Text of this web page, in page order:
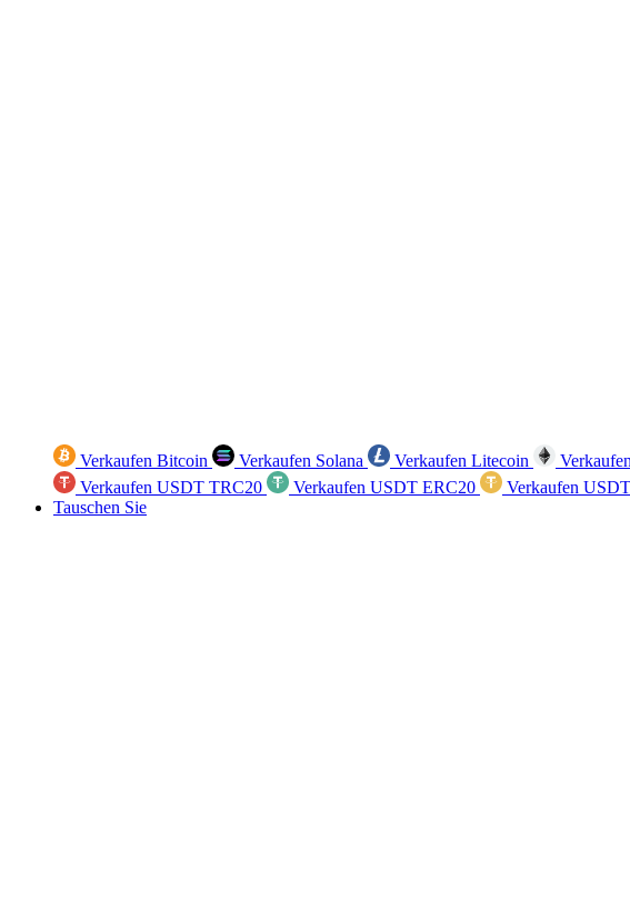
Verkaufen Bitcoin Verkaufen Solana Verkaufen Litecoin
Verkaufen USDT TRC20
Verkaufen USDT ERC20 Verkaufen
Tauschen Sie